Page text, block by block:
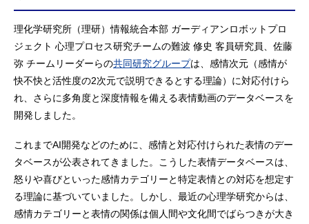
理化学研究所（理研）情報統合本部 ガーディアンロボットプロ
ジェクト 心理プロセス研究チームの難波 修史 客員研究員、佐藤
弥 チームリーダーらの共同研究グループは、感情次元（感情が
快不快と活性度の2次元で説明できるとする理論）に対応付けら
れ、さらに多角度と深度情報を備える表情動画のデータベースを
開発しました。
これまでAI開発などのために、感情と対応付けられた表情のデー
タベースが公表されてきました。こうした表情データベースは、
怒りや喜びといった感情カテゴリーと特定表情との対応を想定す
る理論に基づいていました。しかし、最近の心理学研究からは、
感情カテゴリーと表情の関係は個人間や文化間でばらつきが大き